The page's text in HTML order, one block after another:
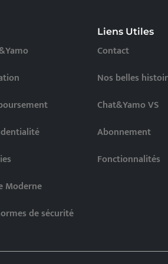
Moderne
de sécurité
Liens Utiles
Contact
Nos belles
Chat&Yamo VS
Abonnement
Fonctionnalités